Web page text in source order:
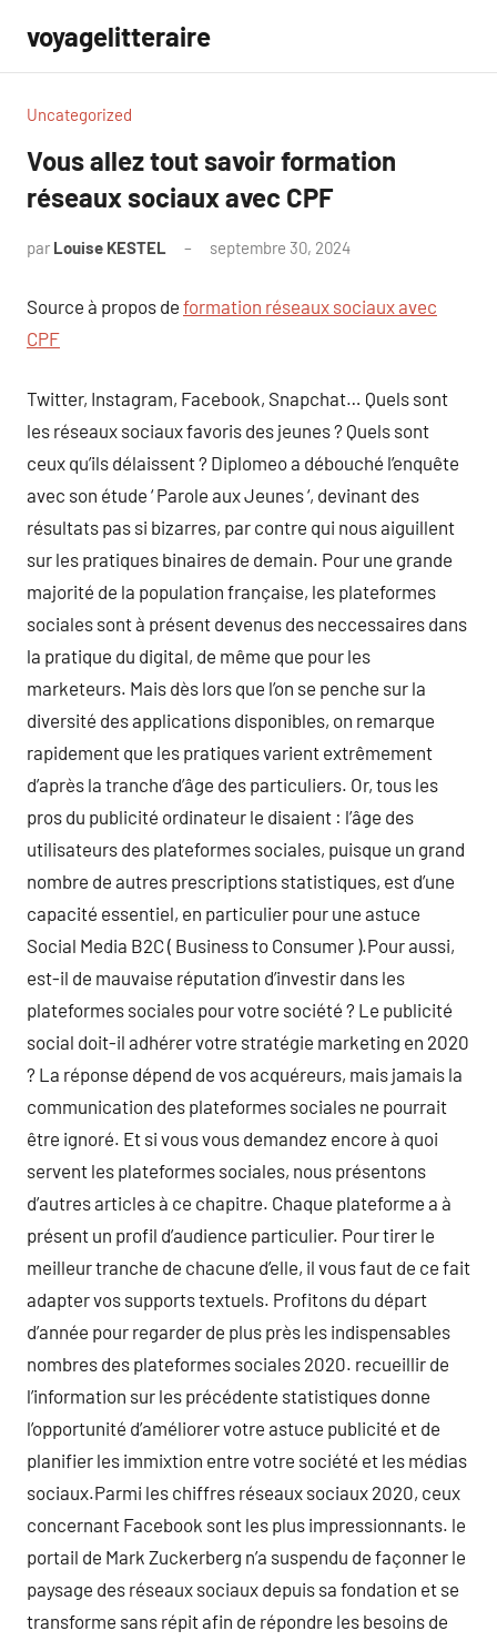
contenu
voyagelitteraire
Uncategorized
Vous allez tout savoir formation
réseaux sociaux avec CPF
par Louise KESTEL septembre 30, 2024
Source à propos de formation réseaux sociaux avec
CPF
Twitter, Instagram, Facebook, Snapchat… Quels sont
les réseaux sociaux favoris des jeunes ? Quels sont
ceux qu’ils délaissent ? Diplomeo a débouché l’enquête
avec son étude ‘ Parole aux Jeunes ‘, devinant des
résultats pas si bizarres, par contre qui nous aiguillent
sur les pratiques binaires de demain. Pour une grande
majorité de la population française, les plateformes
sociales sont à présent devenus des neccessaires dans
la pratique du digital, de même que pour les
marketeurs. Mais dès lors que l’on se penche sur la
diversité des applications disponibles, on remarque
rapidement que les pratiques varient extrêmement
d’après la tranche d’âge des particuliers. Or, tous les
pros du publicité ordinateur le disaient : l’âge des
utilisateurs des plateformes sociales, puisque un grand
nombre de autres prescriptions statistiques, est d’une
capacité essentiel, en particulier pour une astuce
Social Media B2C ( Business to Consumer ).Pour aussi,
est-il de mauvaise réputation d’investir dans les
plateformes sociales pour votre société ? Le publicité
social doit-il adhérer votre stratégie marketing en 2020
? La réponse dépend de vos acquéreurs, mais jamais la
communication des plateformes sociales ne pourrait
être ignoré. Et si vous vous demandez encore à quoi
servent les plateformes sociales, nous présentons
d’autres articles à ce chapitre. Chaque plateforme a à
présent un profil d’audience particulier. Pour tirer le
meilleur tranche de chacune d’elle, il vous faut de ce fait
adapter vos supports textuels. Profitons du départ
d’année pour regarder de plus près les indispensables
nombres des plateformes sociales 2020. recueillir de
l’information sur les précédente statistiques donne
l’opportunité d’améliorer votre astuce publicité et de
planifier les immixtion entre votre société et les médias
sociaux.Parmi les chiffres réseaux sociaux 2020, ceux
concernant Facebook sont les plus impressionnants. le
portail de Mark Zuckerberg n’a suspendu de façonner le
paysage des réseaux sociaux depuis sa fondation et se
transforme sans répit afin de répondre les besoins de